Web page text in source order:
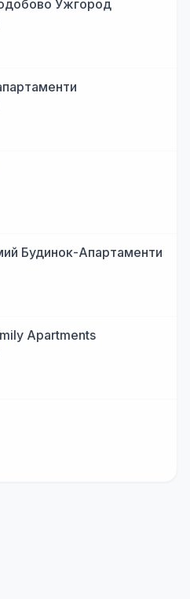
Ужгород
Будинок-Апартаменти
Apartments